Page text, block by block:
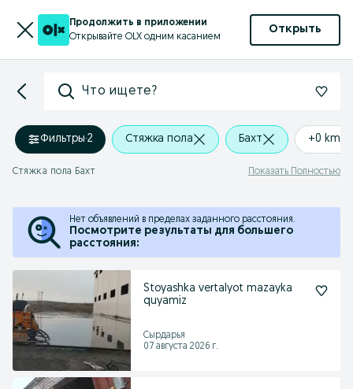
Продолжить в приложении
Открывайте OLX одним касанием
Открыть
Что ищете?
Фильтры·2 Стяжка пола Бахт +0 km
Стяжка пола Бахт Показать Полностью
Нет объявлений в пределах заданного расстояния.
Посмотрите результаты для большего
расстояния:
Stoyashka vertalyot mazayka
quyamiz
Сырдарья
07 августа 2026 г.